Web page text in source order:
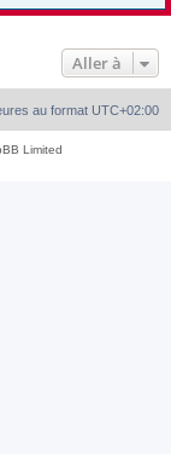
Aller à
au format UTC+02:00
Limited